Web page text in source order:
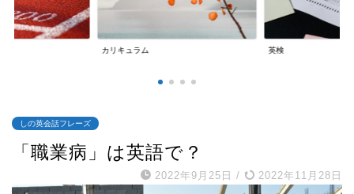
カリキュラム 英検
しの英会話フレーズ
「職業病」は英語で？
2022年9月25日 / 2022年11月28日